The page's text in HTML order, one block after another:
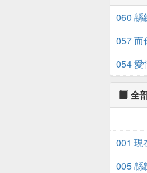
060 緜
057 而
054 愛
全
001 現
的褲子
005 緜